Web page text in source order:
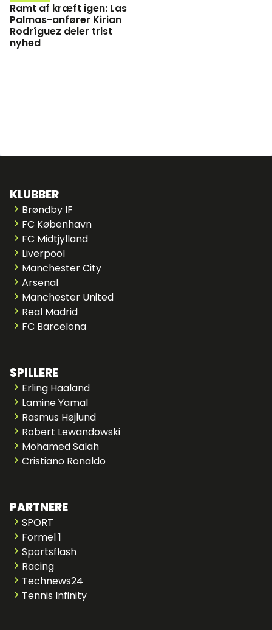
Ramt af kræft igen: Las
Palmas-anfører Kirian
Rodríguez deler trist
nyhed
KLUBBER
Brøndby IF
FC København
FC Midtjylland
Liverpool
Manchester City
Arsenal
Manchester United
Real Madrid
FC Barcelona
SPILLERE
Erling Haaland
Lamine Yamal
Rasmus Højlund
Robert Lewandowski
Mohamed Salah
Cristiano Ronaldo
PARTNERE
SPORT
Formel 1
Sportsflash
Racing
Technews24
Tennis Infinity